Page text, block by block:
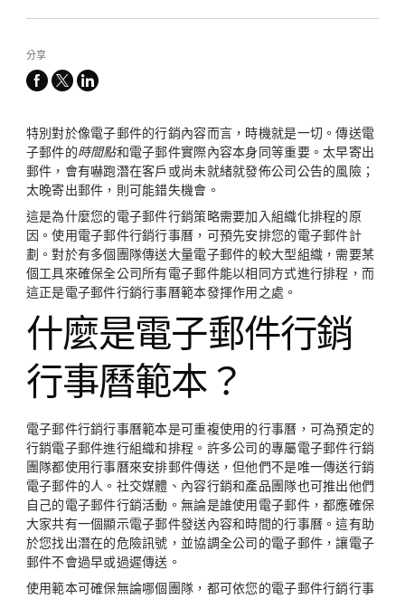
分享
facebook
x-
linkedin
特別對於像電子郵件的行銷內容而言，時機就是一切。傳送電
子郵件的時間點和電子郵件實際內容本身同等重要。太早寄出
郵件，會有嚇跑潛在客戶或尚未就緒就發佈公司公告的風險；
太晚寄出郵件，則可能錯失機會。
這是為什麼您的電子郵件行銷策略需要加入組織化排程的原
因。使用電子郵件行銷行事曆，可預先安排您的電子郵件計
劃。對於有多個團隊傳送大量電子郵件的較大型組織，需要某
個工具來確保全公司所有電子郵件能以相同方式進行排程，而
這正是電子郵件行銷行事曆範本發揮作用之處。
什麼是電子郵件行銷
行事曆範本？
電子郵件行銷行事曆範本是可重複使用的行事曆，可為預定的
行銷電子郵件進行組織和排程。許多公司的專屬電子郵件行銷
團隊都使用行事曆來安排郵件傳送，但他們不是唯一傳送行銷
電子郵件的人。社交媒體、內容行銷和產品團隊也可推出他們
自己的電子郵件行銷活動。無論是誰使用電子郵件，都應確保
大家共有一個顯示電子郵件發送內容和時間的行事曆。這有助
於您找出潛在的危險訊號，並協調全公司的電子郵件，讓電子
郵件不會過早或過遲傳送。
使用範本可確保無論哪個團隊，都可依您的電子郵件行銷行事